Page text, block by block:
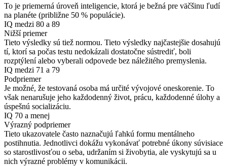
To je priemerná úroveň inteligencie, ktorá je bežná pre väčšinu ľudí
na planéte (približne 50 % populácie).
IQ medzi 80 a 89
Nižší priemer
Tieto výsledky sú tiež normou. Tieto výsledky najčastejšie dosahujú
tí, ktorí sa počas testu nedokázali dostatočne sústrediť, boli
rozptýlení alebo vyberali odpovede bez náležitého premyslenia.
IQ medzi 71 a 79
Podpriemer
Je možné, že testovaná osoba má určité vývojové oneskorenie. To
však nenarušuje jeho každodenný život, prácu, každodenné úlohy a
úspešnú socializáciu.
IQ 70 a menej
Výrazný podpriemer
Tieto ukazovatele často naznačujú ľahkú formu mentálneho
postihnutia. Jednotlivci dokážu vykonávať potrebné úkony súvisiace
so starostlivosťou o seba, udržaním si živobytia, ale vyskytujú sa u
nich výrazné problémy v komunikácii.